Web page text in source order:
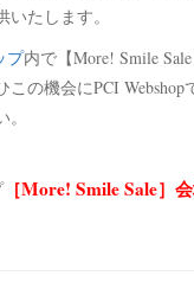
たします。
プ内で【More! Smile
この機会にPCI Webshop
［More! Smile Sale］